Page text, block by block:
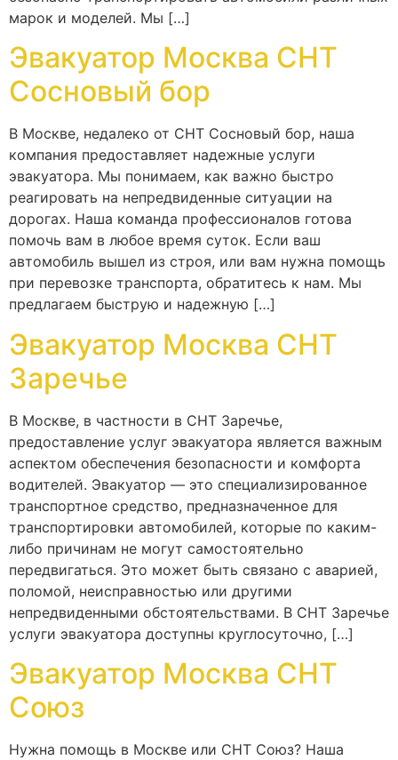
марок и моделей. Мы […]
Эвакуатор Москва СНТ
Сосновый бор
В Москве, недалеко от СНТ Сосновый бор, наша
компания предоставляет надежные услуги
эвакуатора. Мы понимаем, как важно быстро
реагировать на непредвиденные ситуации на
дорогах. Наша команда профессионалов готова
помочь вам в любое время суток. Если ваш
автомобиль вышел из строя, или вам нужна помощь
при перевозке транспорта, обратитесь к нам. Мы
предлагаем быструю и надежную […]
Эвакуатор Москва СНТ
Заречье
В Москве, в частности в СНТ Заречье,
предоставление услуг эвакуатора является важным
аспектом обеспечения безопасности и комфорта
водителей. Эвакуатор — это специализированное
транспортное средство, предназначенное для
транспортировки автомобилей, которые по каким-
либо причинам не могут самостоятельно
передвигаться. Это может быть связано с аварией,
поломой, неисправностью или другими
непредвиденными обстоятельствами. В СНТ Заречье
услуги эвакуатора доступны круглосуточно, […]
Эвакуатор Москва СНТ
Союз
Нужна помощь в Москве или СНТ Союз? Наша